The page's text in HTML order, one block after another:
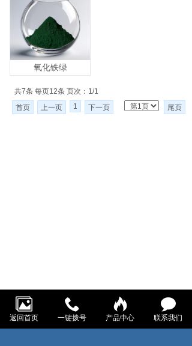
氧化铁绿
共7条 每页12条 页次：1/1
首页
上一页 1 下一页 尾页
返回首页 一键拨号 产品中心 联系我们